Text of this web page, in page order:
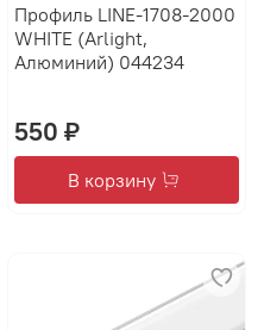
Профиль LINE-1708-2000
WHITE (Arlight,
Алюминий) 044234
550 ₽
В корзину